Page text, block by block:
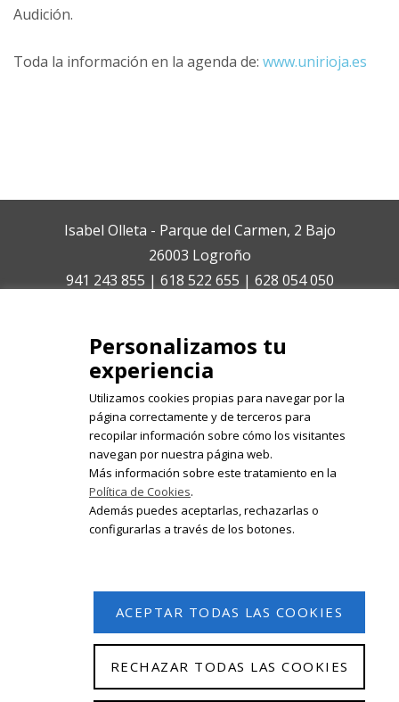
Audición.
Toda la información en la agenda de: www.unirioja.es
Isabel Olleta - Parque del Carmen, 2 Bajo
26003 Logroño
941 243 855 | 618 522 655 | 628 054 050
Registrate en nuestro boletín de
noticias
© 2026 Isabel Olleta. Todos los derechos reservados.
Personalizamos tu
experiencia
Utilizamos cookies propias para navegar por la
página correctamente y de terceros para
recopilar información sobre cómo los visitantes
navegan por nuestra página web.
Más información sobre este tratamiento en la
Política de Cookies.
Además puedes aceptarlas, rechazarlas o
configurarlas a través de los botones.
ACEPTAR TODAS LAS COOKIES
RECHAZAR TODAS LAS COOKIES